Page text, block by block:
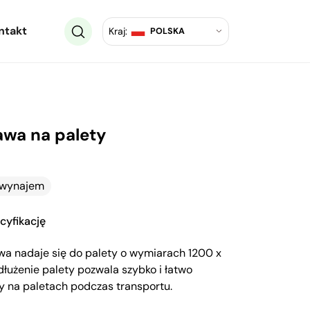
Kraj: POLSKA
na palety
nadaje się do palety o wymiarach 1200 x
palety pozwala szybko i łatwo
na paletach podczas transportu.